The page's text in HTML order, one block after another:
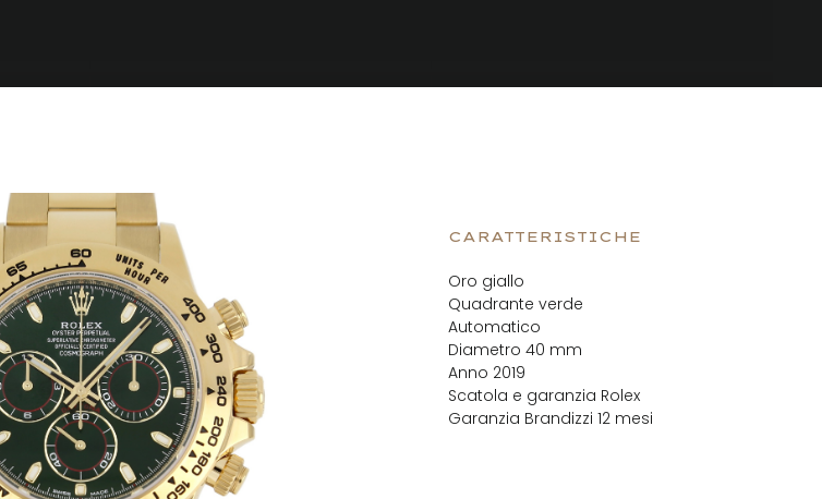
CARATTERISTICHE
Oro giallo
Quadrante verde
Automatico
Diametro 40 mm
Anno 2019
Scatola e garanzia Rolex
Garanzia Brandizzi 12 mesi